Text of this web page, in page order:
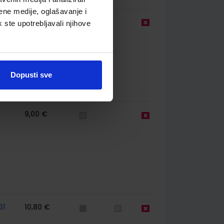
medije, oglašavanje i
ste upotrebljavali njihove
Dopusti sve
9,00 €
9,00 €
10,80 €